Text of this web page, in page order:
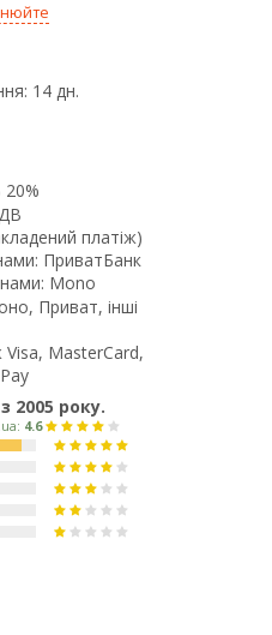
14 дн.
платіж)
ПриватБанк
Mono
Приват, інші
MasterCard,
2005 року.